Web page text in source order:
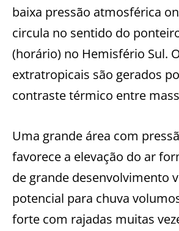
baixa pressão atmosférica
circula no sentido do
(horário) no Hemisfério Sul.
extratropicais são gerados
contraste térmico entre
Uma grande área com
favorece a elevação do ar
de grande desenvolvimento
potencial para chuva
forte com rajadas muitas